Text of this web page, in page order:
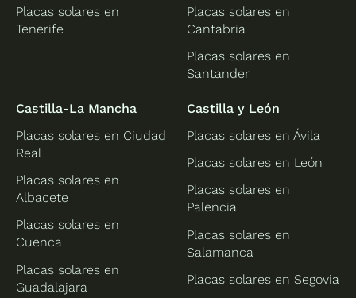
Placas solares en
Tenerife
Placas solares en
Cantabria
Placas solares en
Santander
Castilla-La Mancha
Placas solares en Ciudad
Real
Placas solares en
Albacete
Placas solares en
Cuenca
Placas solares en
Guadalajara
Castilla y León
Placas solares en Ávila
Placas solares en León
Placas solares en
Palencia
Placas solares en
Salamanca
Placas solares en Segovia